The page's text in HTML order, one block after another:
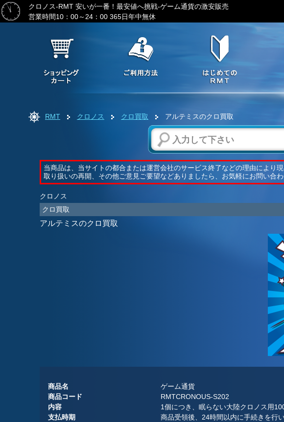
クロノス-RMT 安いが一番！最安値へ挑戦-ゲーム通貨の激安販売
営業時間10：00～24：00 365日年中無休
RMT クロノス クロ買取 アルテミスのクロ買取
当商品は、当サイトの都合または運営会社のサービス終了などの理由により
取り扱いの再開、その他ご意見ご要望などありましたら、お気軽にお問い合わ
クロノス
クロ買取
アルテミスのクロ買取
商品名
ゲーム通貨
商品コード
RMTCRONOUS-S202
内容
1個につき、眠らない大陸クロノス用
支払時期
商品受領後、24時間以内に手続きを行い